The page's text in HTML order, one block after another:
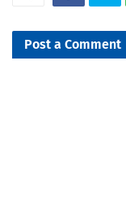
Post a Comment